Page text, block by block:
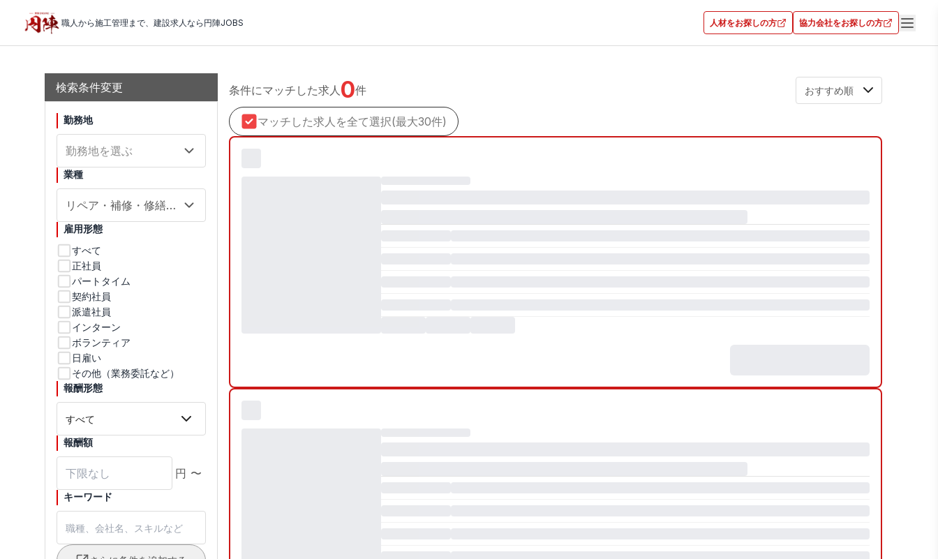
職人から施工管理まで、建設求人なら円陣JOBS 人材をお探しの方 協力会社をお探しの方
検索条件変更
勤務地
勤務地を選ぶ
業種
リペア・補修・修繕工
事
雇用形態
すべて
正社員
パートタイム
契約社員
派遣社員
インターン
ボランティア
日雇い
その他（業務委託など）
報酬形態
報酬額
円 〜
キーワード
条件にマッチした求人 0件
マッチした求人を全て選択(最大30件)